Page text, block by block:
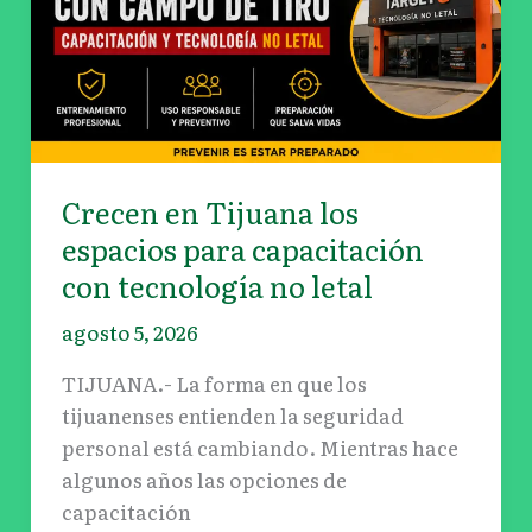
Crecen en Tijuana los
espacios para capacitación
con tecnología no letal
agosto 5, 2026
TIJUANA.- La forma en que los
tijuanenses entienden la seguridad
personal está cambiando. Mientras hace
algunos años las opciones de
capacitación
letal